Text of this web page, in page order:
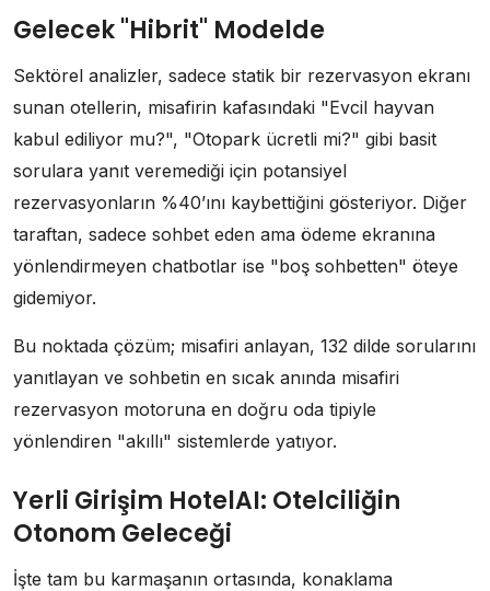
Gelecek "Hibrit" Modelde
Sektörel analizler, sadece statik bir rezervasyon ekranı
sunan otellerin, misafirin kafasındaki "Evcil hayvan
kabul ediliyor mu?", "Otopark ücretli mi?" gibi basit
sorulara yanıt veremediği için potansiyel
rezervasyonların %40’ını kaybettiğini gösteriyor. Diğer
taraftan, sadece sohbet eden ama ödeme ekranına
yönlendirmeyen chatbotlar ise "boş sohbetten" öteye
gidemiyor.
Bu noktada çözüm; misafiri anlayan, 132 dilde sorularını
yanıtlayan ve sohbetin en sıcak anında misafiri
rezervasyon motoruna en doğru oda tipiyle
yönlendiren "akıllı" sistemlerde yatıyor.
Yerli Girişim HotelAI: Otelciliğin
Otonom Geleceği
İşte tam bu karmaşanın ortasında, konaklama